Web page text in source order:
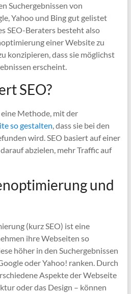
Suchergebnissen von
Yahoo und Bing gut gelistet
SEO-Beraters besteht also
einer Website zu
konzipieren, dass sie möglichst
erscheint.
SEO?
Methode, mit der
so gestalten, dass sie bei den
wird. SEO basiert auf einer
abzielen, mehr Traffic auf
und
(kurz SEO) ist eine
ihre Webseiten so
höher in den Suchergebnissen
oder Yahoo! ranken. Durch
Aspekte der Webseite
oder das Design – können